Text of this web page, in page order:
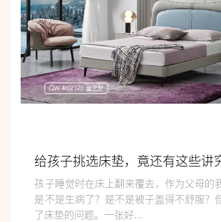
给孩子挑选床垫，竟还有这些讲
孩子睡觉时在床上翻来覆去，作为父母的
是不是生病了？是不是被子盖得不舒服？
了床垫的问题。一张好...